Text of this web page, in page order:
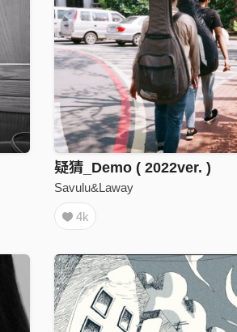
疑猜_Demo ( 2022ver. )
Savulu&Laway
4k